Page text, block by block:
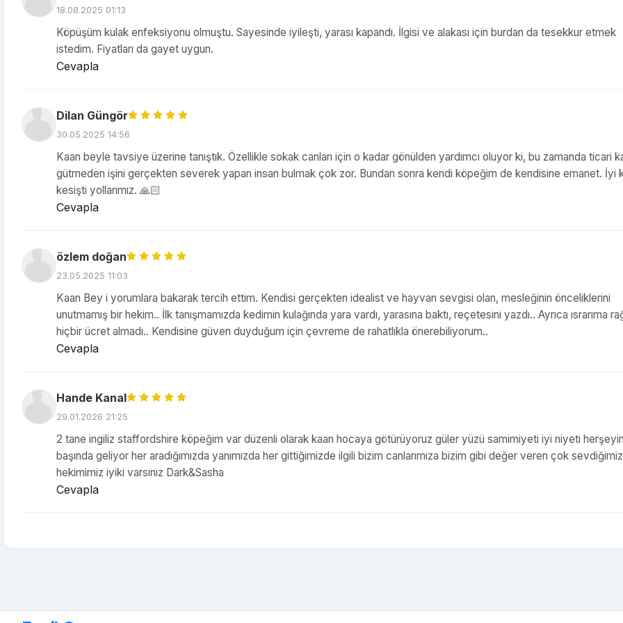
18.08.2025 01:13
Köpüşüm kulak enfeksiyonu olmuştu. Sayesinde iyileşti, yarası kapandı. İlgisi ve alakası için burdan da tesekkur etmek
istedim. Fiyatları da gayet uygun.
Cevapla
Dilan Güngör
30.05.2025 14:56
Kaan beyle tavsiye üzerine tanıştık. Özellikle sokak canları için o kadar gönülden yardımcı oluyor ki, bu zamanda ticari
gütmeden işini gerçekten severek yapan insan bulmak çok zor. Bundan sonra kendi köpeğim de kendisine emanet. İyi
kesişti yollarımız. 🙏🏻
Cevapla
özlem doğan
23.05.2025 11:03
Kaan Bey i yorumlara bakarak tercih ettim. Kendisi gerçekten idealist ve hayvan sevgisi olan, mesleğinin önceliklerini
unutmamış bir hekim.. İlk tanışmamızda kedimin kulağında yara vardı, yarasına baktı, reçetesini yazdı.. Ayrıca ısrarıma
hiçbir ücret almadı.. Kendisine güven duyduğum için çevreme de rahatlıkla önerebiliyorum..
Cevapla
Hande Kanal
29.01.2026 21:25
2 tane ingiliz staffordshire köpeğim var düzenli olarak kaan hocaya götürüyoruz güler yüzü samimiyeti iyi niyeti herşeyin
başında geliyor her aradığımızda yanımızda her gittiğimizde ilgili bizim canlarımıza bizim gibi değer veren çok sevdiğimiz
hekimimiz iyiki varsınız Dark&Sasha
Cevapla